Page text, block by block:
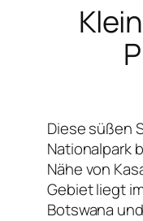
Diese süßen
Nationalpark
Nähe von
Gebiet liegt
Botswana